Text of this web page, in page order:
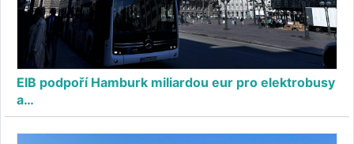
EIB podpoří Hamburk miliardou eur pro elektrobusy
a…